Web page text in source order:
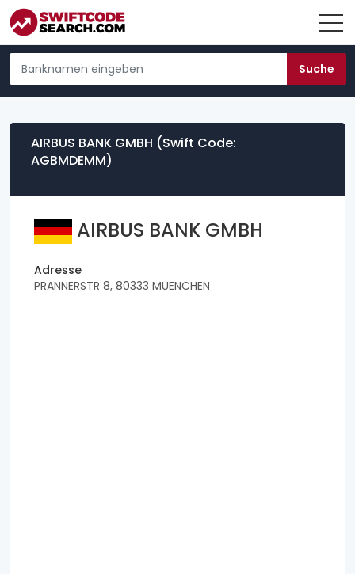
AIRBUS BANK GMBH (Swift Code:
AGBMDEMM)
AIRBUS BANK GMBH
Adresse
PRANNERSTR 8, 80333 MUENCHEN